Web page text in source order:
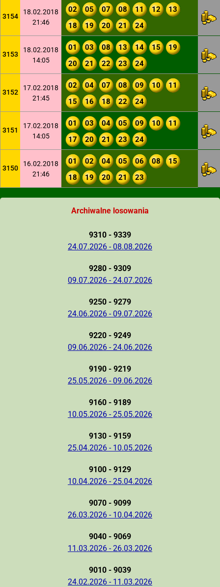
3154
18.02.2018
21:46
02 05 07 08 11 12
13
18
19 20 21 24
3153
18.02.2018
14:05
01 03 08 13 14 15
19
20
21 22 23 24
3152
17.02.2018
21:45
02 04 07 08 09 10
11
15
16 18 22 24
3151
17.02.2018
14:05
01 03 04 05 09 10
11
17
20 21 23 24
3150
16.02.2018
21:46
01 02 04 05 06 08
15
18
19 20 21 23
Archiwalne losowania
9310 - 9339
24.07.2026 - 08.08.2026
9280 - 9309
09.07.2026 - 24.07.2026
9250 - 9279
24.06.2026 - 09.07.2026
9220 - 9249
09.06.2026 - 24.06.2026
9190 - 9219
25.05.2026 - 09.06.2026
9160 - 9189
10.05.2026 - 25.05.2026
9130 - 9159
25.04.2026 - 10.05.2026
9100 - 9129
10.04.2026 - 25.04.2026
9070 - 9099
26.03.2026 - 10.04.2026
9040 - 9069
11.03.2026 - 26.03.2026
9010 - 9039
24.02.2026 - 11.03.2026